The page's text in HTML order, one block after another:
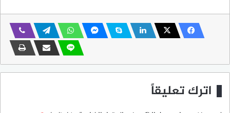
اترك تعليقاً